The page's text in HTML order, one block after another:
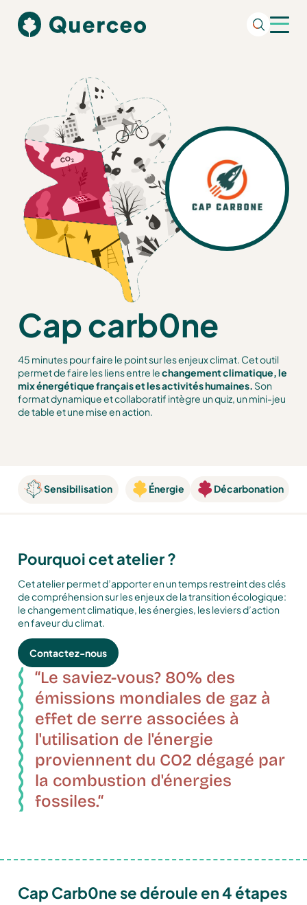
Cap carb0ne
45 minutes pour faire le point sur les enjeux climat. Cet outil
permet de faire les liens entre lechangement climatique, le
mix énergétique français et les activités humaines. Son
format dynamique et collaboratif intègre un quiz, un mini-jeu
de table et une mise en action.
Sensibilisation Énergie Décarbonation
Pourquoi cet atelier ?
Cet atelier permet d’apporter en un temps restreint des clés
de compréhension sur les enjeux de la transition écologique:
le changement climatique, les énergies, les leviers d’action
en faveur du climat.
Contactez-nous
“Le saviez-vous? 80% des
émissions mondiales de gaz à
effet de serre associées à
l'utilisation de l'énergie
proviennent du CO2 dégagé par
la combustion d'énergies
fossiles.“
Cap Carb0ne se déroule en 4 étapes